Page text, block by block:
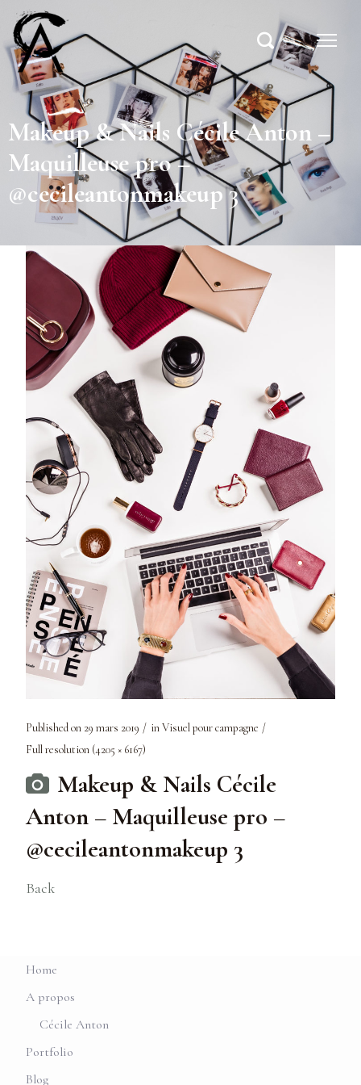
Makeup & Nails Cécile Anton –
Maquilleuse pro –
@cecileantonmakeup 3
Published on 29 mars 2019 inVisuel pour campagne
Full resolution (4205 × 6167)
Makeup & Nails Cécile
Anton – Maquilleuse pro –
@cecileantonmakeup 3
Back
Home
A propos
Cécile Anton
Portfolio
Blog